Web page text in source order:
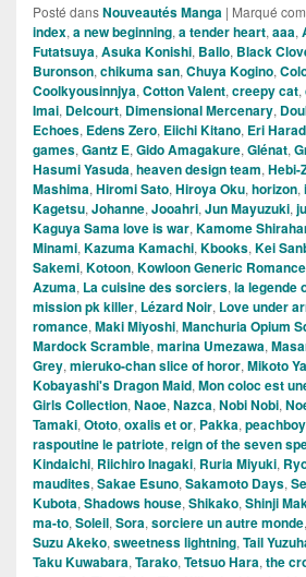
Posté dansNouveautés Manga | Marqué
index, a new beginning, a tender heart, aaa,
Futatsuya, Asuka Konishi, Ballo, Black
Buronson, chikuma san, Chuya Kogino,
Coolkyousinnjya, Cotton Valent, creepy cat,
Imai, Delcourt, Dimensional Mercenary,
Echoes, Edens Zero, Eiichi Kitano, Eri
games, Gantz E, Gido Amagakure, Glénat,
Hasumi Yasuda, heaven design team, Hebi-
Mashima, Hiromi Sato, Hiroya Oku, horizon,
Kagetsu, Johanne, Jooahri, Jun Mayuzuki,
Kaguya Sama love is war, Kamome
Minami, Kazuma Kamachi, Kbooks, Kei
Sakemi, Kotoon, Kowloon Generic Romance
Azuma, La cuisine des sorciers, la legende
mission pk killer, Lézard Noir, Love under
romance, Maki Miyoshi, Manchuria Opium
Mardock Scramble, marina Umezawa,
Grey, mieruko-chan slice of horor, Mikoto
Kobayashi's Dragon Maid, Mon coloc est
Girls Collection, Naoe, Nazca, Nobi Nobi,
Tamaki, Ototo, oxalis et or, Pakka,
raspoutine le patriote, reign of the seven
Kindaichi, Riichiro Inagaki, Ruria Miyuki,
maudites, Sakae Esuno, Sakamoto Days,
Kubota, Shadows house, Shikako, Shinji
ma-to, Soleil, Sora, sorciere un autre monde,
Suzu Akeko, sweetness lightning, Tail
Taku Kuwabara, Tarako, Tetsuo Hara, the